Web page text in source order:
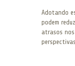
Adotando
podem
atrasos